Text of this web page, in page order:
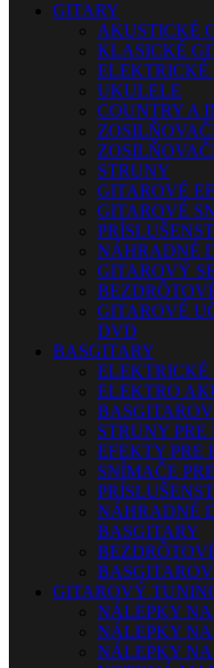
GITARY
AKUSTICKÉ
KLASICKÉ
ELEKTRICKÉ
UKULELE
COUNTRY A
STRUNY
GITAROVÉ
GITAROVÉ
NÁHRADNÉ
GITAROVÝ
GITAROVÉ
DVD
BASGITARY
ELEKTRICKÉ
ELEKTRO
STRUNY
EFEKTY PRE
SNÍMAČE
NÁHRADNÉ
BASGITARY
GITAROVÝ
NÁLEPKY
NÁLEPKY NA
NÁLEPKY